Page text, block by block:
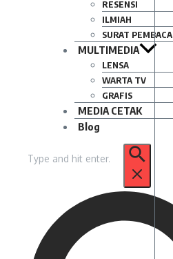
RESENSI
ILMIAH
SURAT PEMBACA
MULTIMEDIA
LENSA
WARTA TV
GRAFIS
MEDIA CETAK
Blog
untuk: